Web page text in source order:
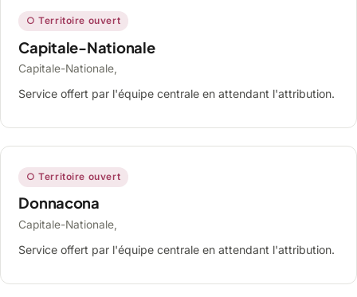
○ Territoire ouvert
Capitale-Nationale
Capitale-Nationale,
Service offert par l'équipe centrale en attendant l'attribution.
○ Territoire ouvert
Donnacona
Capitale-Nationale,
Service offert par l'équipe centrale en attendant l'attribution.